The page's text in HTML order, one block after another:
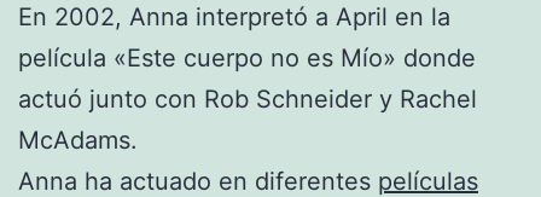
En 2002, Anna interpretó a April en la
película «Este cuerpo no es Mío» donde
actuó junto con Rob Schneider y Rachel
McAdams.
Anna ha actuado en diferentes películas